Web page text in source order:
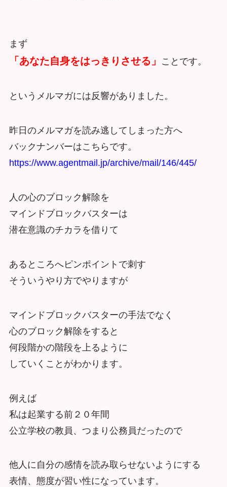
まず
「あなた自身をはっきりさせる」 ことです。
というメルマガには反響がありました。
昨日のメルマガを読み逃してしまった方へ
バックナンバーはこちらです。
https://www.agentmail.jp/archive/mail/146/445/
人の心のブロック解除を
マインドブロックバスターは
潜在意識のチカラを借りて
あるところへピンポイントで刺す
そういうやり方でやりますが
マインドブロックバスターの手法でなく
心のブロック解除をすると
何段階かの階段を上るように
していくことがわかります。
例えば
私は起業する前２０年間
公立学校の教員、つまり公務員だったので
他人に自分の感情を読み取らせないようにする
表情、態度が習い性になっています。